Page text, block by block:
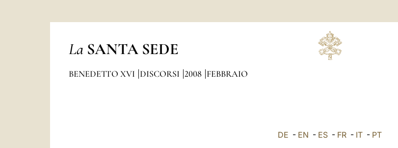
La SANTA SEDE
BENEDETTO XVI DISCORSI 2008 FEBBRAIO
DE - EN - ES - FR - IT - PT